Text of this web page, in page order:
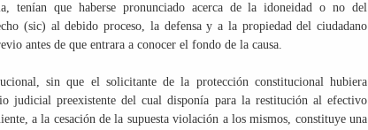
tenían que haberse pronunciado acerca de la idoneidad o no del
(sic) al debido proceso, la defensa y a la propiedad del ciudadano
antes de que entrara a conocer el fondo de la causa.
sin que el solicitante de la protección constitucional hubiera
judicial preexistente del cual disponía para la restitución al efectivo
a la cesación de la supuesta violación a los mismos, constituye una